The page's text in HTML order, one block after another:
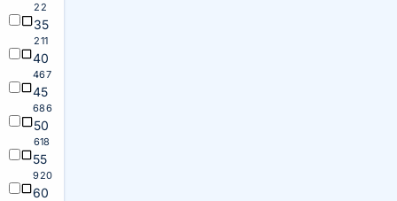
22
35
211
40
467
45
686
50
618
55
920
60